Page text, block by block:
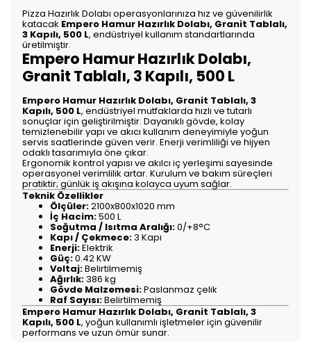
Pizza Hazırlık Dolabı operasyonlarınıza hız ve güvenilirlik
katacak Empero Hamur Hazırlık Dolabı, Granit Tablalı,
3 Kapılı, 500 L, endüstriyel kullanım standartlarında
üretilmiştir.
Empero Hamur Hazırlık Dolabı,
Granit Tablalı, 3 Kapılı, 500 L
Empero Hamur Hazırlık Dolabı, Granit Tablalı, 3
Kapılı, 500 L, endüstriyel mutfaklarda hızlı ve tutarlı
sonuçlar için geliştirilmiştir. Dayanıklı gövde, kolay
temizlenebilir yapı ve akıcı kullanım deneyimiyle yoğun
servis saatlerinde güven verir. Enerji verimliliği ve hijyen
odaklı tasarımıyla öne çıkar.
Ergonomik kontrol yapısı ve akılcı iç yerleşimi sayesinde
operasyonel verimlilik artar. Kurulum ve bakım süreçleri
pratiktir; günlük iş akışına kolayca uyum sağlar.
Teknik Özellikler
Ölçüler:2100x800x1020 mm
İç Hacim:500 L
Soğutma / Isıtma Aralığı:0/+8°C
Kapı / Çekmece:3 Kapı
Enerji:Elektrik
Güç:0.42 KW
Voltaj:Belirtilmemiş
Ağırlık:386 kg
Gövde Malzemesi:Paslanmaz çelik
Raf Sayısı:Belirtilmemiş
Empero Hamur Hazırlık Dolabı, Granit Tablalı, 3
Kapılı, 500 L, yoğun kullanımlı işletmeler için güvenilir
performans ve uzun ömür sunar.